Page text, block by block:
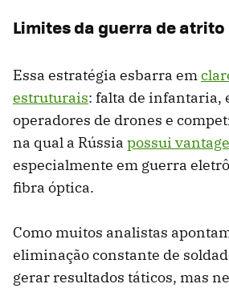
Limites da guerra de atrito
Essa estratégia esbarra em
estruturais: falta de infantaria,
operadores de drones e
na qual a Rússia possui
especialmente em guerra
fibra óptica.
Como muitos analistas
eliminação constante de
gerar resultados táticos, mas